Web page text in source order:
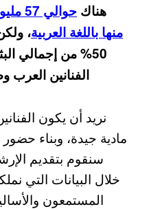
هناك
منها باللغة العربية،
50% من إجمالي
الفنانين العرب
نريد أن يكون
مادية جيدة، وبناء
سنقوم بتقديم
خلال البيانات التي
المستمعون